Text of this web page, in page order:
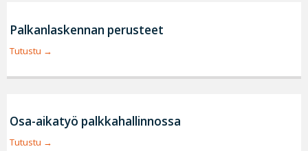
Palkanlaskennan perusteet
Tutustu
Osa-aikatyö palkkahallinnossa
Tutustu